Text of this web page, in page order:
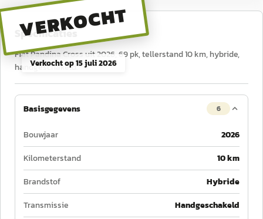
VERKOCHT
Verkocht op15 juli 2026
Specificaties
Fiat Pandina Cross uit 2026, 69 pk, tellerstand 10 km, hybride,
handgeschakeld.
Basisgegevens 6
Bouwjaar
2026
Kilometerstand
10 km
Brandstof
Hybride
Transmissie
Handgeschakeld